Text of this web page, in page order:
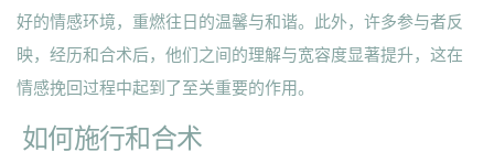
好的情感环境，重燃往日的温馨与和谐。此外，许多参与者反
映，经历和合术后，他们之间的理解与宽容度显著提升，这在
情感挽回过程中起到了至关重要的作用。
如何施行和合术